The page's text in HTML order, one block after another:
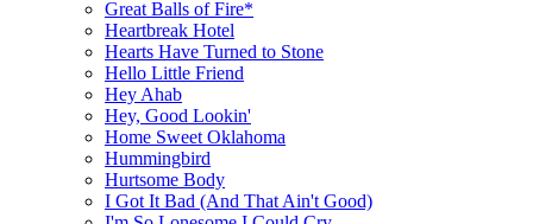
Great Balls of Fire*
Heartbreak Hotel
Hearts Have Turned to Stone
Hello Little Friend
Hey Ahab
Hey, Good Lookin'
Home Sweet Oklahoma
Hummingbird
Hurtsome Body
I Got It Bad (And That Ain't Good)